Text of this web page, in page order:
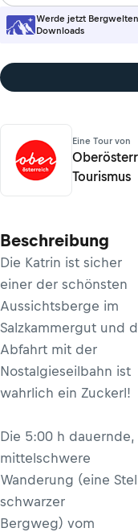
Werde jetzt
Downloads
Eine Tour von
Tourismus
Beschreibung
Die Katrin ist sicher
einer der schönsten
Aussichtsberge im
Salzkammergut und
Abfahrt mit der
Nostalgieseilbahn ist
wahrlich ein Zuckerl!
Die 5:00 h dauernde,
mittelschwere
Wanderung (eine
schwarzer
Bergweg) vom